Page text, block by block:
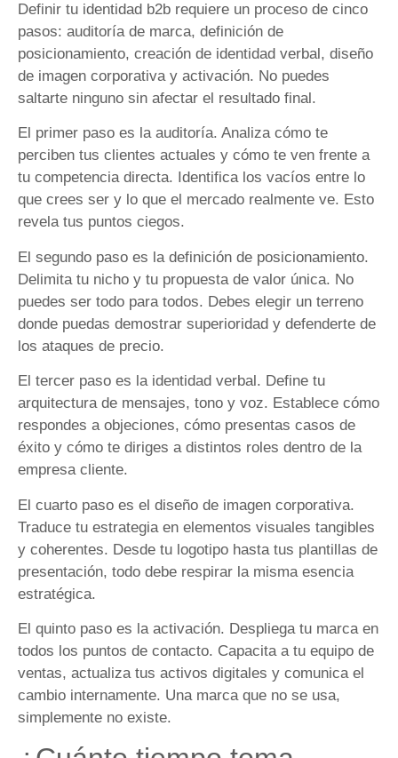
Definir tu identidad b2b requiere un proceso de cinco
pasos: auditoría de marca, definición de
posicionamiento, creación de identidad verbal, diseño
de imagen corporativa y activación. No puedes
saltarte ninguno sin afectar el resultado final.
El primer paso es la auditoría. Analiza cómo te
perciben tus clientes actuales y cómo te ven frente a
tu competencia directa. Identifica los vacíos entre lo
que crees ser y lo que el mercado realmente ve. Esto
revela tus puntos ciegos.
El segundo paso es la definición de posicionamiento.
Delimita tu nicho y tu propuesta de valor única. No
puedes ser todo para todos. Debes elegir un terreno
donde puedas demostrar superioridad y defenderte de
los ataques de precio.
El tercer paso es la identidad verbal. Define tu
arquitectura de mensajes, tono y voz. Establece cómo
respondes a objeciones, cómo presentas casos de
éxito y cómo te diriges a distintos roles dentro de la
empresa cliente.
El cuarto paso es el diseño de imagen corporativa.
Traduce tu estrategia en elementos visuales tangibles
y coherentes. Desde tu logotipo hasta tus plantillas de
presentación, todo debe respirar la misma esencia
estratégica.
El quinto paso es la activación. Despliega tu marca en
todos los puntos de contacto. Capacita a tu equipo de
ventas, actualiza tus activos digitales y comunica el
cambio internamente. Una marca que no se usa,
simplemente no existe.